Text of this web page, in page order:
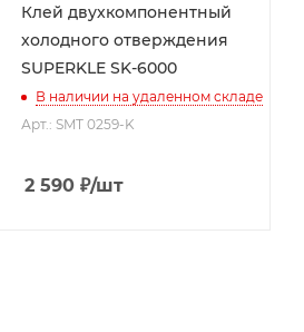
Клей двухкомпонентный
холодного отверждения
SUPERKLE SK-6000
В наличии на удаленном складе
Арт.: SMT 0259-K
2 590₽/шт